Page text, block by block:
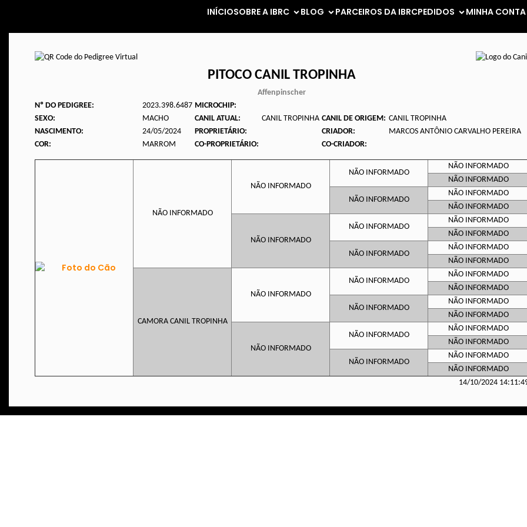
INÍCIOSOBRE A IBRC BLOG PARCEIROS DA IBRCPEDIDOS MINHA CONTA
PITOCO CANIL TROPINHA
Affenpinscher
Nº DO PEDIGREE:
2023.398.6487 MICROCHIP:
SEXO:
MACHO CANIL ATUAL: CANIL TROPINHA CANIL DE ORIGEM: CANIL TROPINHA
NASCIMENTO:
24/05/2024 PROPRIETÁRIO: CRIADOR:
MARCOS ANTÔNIO CARVALHO PEREIRA
COR:
MARROM CO-PROPRIETÁRIO: CO-CRIADOR:
NÃO INFORMADO
NÃO INFORMADO
NÃO INFORMADO
NÃO INFORMADO
NÃO INFORMADO
NÃO INFORMADO
NÃO INFORMADO
NÃO INFORMADO
NÃO INFORMADO
NÃO INFORMADO
NÃO INFORMADO
NÃO INFORMADO
NÃO INFORMADO
NÃO INFORMADO
NÃO INFORMADO
CAMORA CANIL TROPINHA
NÃO INFORMADO
NÃO INFORMADO
NÃO INFORMADO
NÃO INFORMADO
NÃO INFORMADO
NÃO INFORMADO
NÃO INFORMADO
NÃO INFORMADO
NÃO INFORMADO
NÃO INFORMADO
NÃO INFORMADO
NÃO INFORMADO
NÃO INFORMADO
NÃO INFORMADO
14/10/2024